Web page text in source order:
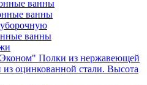
ванны
ванны
ванны
Полки из нержавеющей
из оцинкованной стали. Высота